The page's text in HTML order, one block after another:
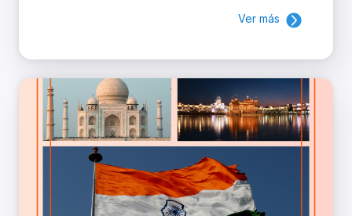
Ver más